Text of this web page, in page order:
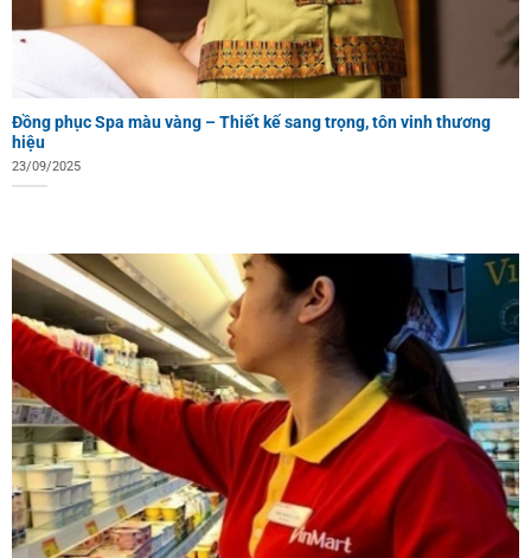
Đồng phục Spa màu vàng – Thiết kế sang trọng, tôn vinh thương
hiệu
23/09/2025